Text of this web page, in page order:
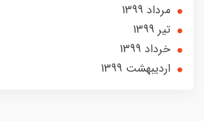
مرداد 1399
تير 1399
خرداد 1399
ارديبهشت 1399